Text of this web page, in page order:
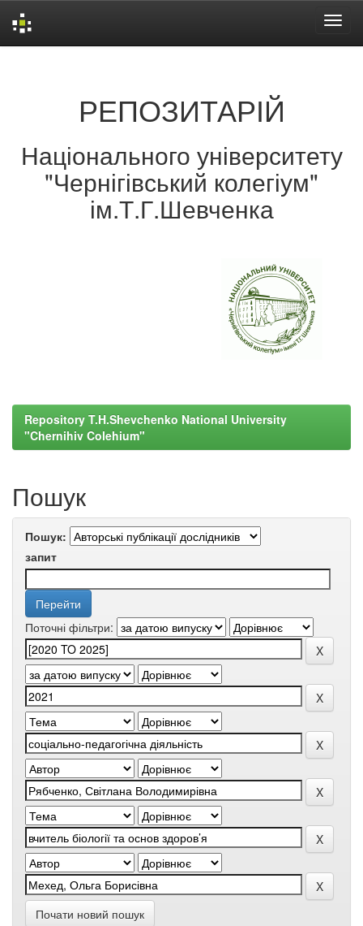
РЕПОЗИТАРІЙ
Національного університету
"Чернігівський колегіум"
ім.Т.Г.Шевченка
Repository T.H.Shevchenko National University
"Chernihiv Colehium"
Пошук
Пошук:
запит
Поточні фільтри:
Почати новий пошук